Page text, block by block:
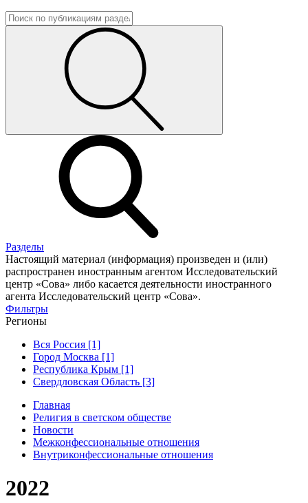
Разделы
Настоящий материал (информация) произведен и (или)
распространен иностранным агентом Исследовательский
центр «Сова» либо касается деятельности иностранного
агента Исследовательский центр «Сова».
Фильтры
Регионы
Вся Россия [1]
Город Москва [1]
Республика Крым [1]
Свердловская Область [3]
Главная
Религия в светском обществе
Новости
Межконфессиональные отношения
Внутриконфессиональные отношения
2022